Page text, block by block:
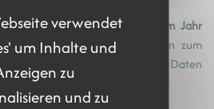
480.000 aufgerufene Seiten im Jahr
die verschiedenen Statistiken zum
Wandern und die genauen Daten
möchten, bitte hier klicken.
verwendet
um Inhalte und
zu
und zu